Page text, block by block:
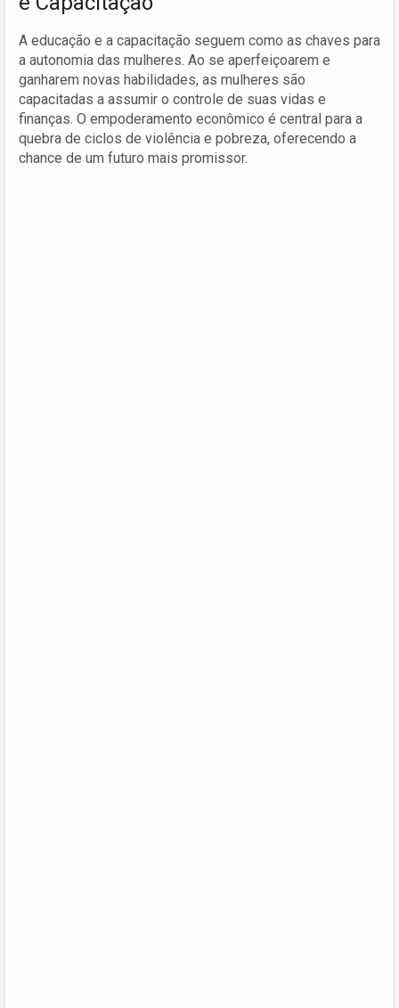
A educação e a capacitação seguem como as chaves para
a autonomia das mulheres. Ao se aperfeiçoarem e
ganharem novas habilidades, as mulheres são
capacitadas a assumir o controle de suas vidas e
finanças. O empoderamento econômico é central para a
quebra de ciclos de violência e pobreza, oferecendo a
chance de um futuro mais promissor.